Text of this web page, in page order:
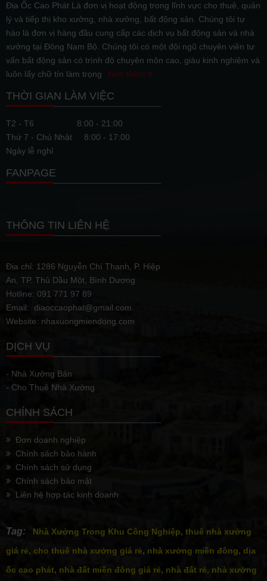
Địa Ốc Cao Phát Là đơn vị hoạt động trong lĩnh vực cho thuê, quản
lý và tiếp thị kho xưởng, nhà xưởng, bất động sản. Chúng tôi tự
hào là đơn vị hàng đầu cung cấp các dịch vụ bất động sản và nhà
xưởng tại Đông Nam Bộ. Chúng tôi có một đội ngũ chuyên viên tư
vấn bất động sản có trình độ chuyên môn cao, giàu kinh nghiệm và
luôn lấy chữ tín làm trọng Xem thêm
THỜI GIAN LÀM VIỆC
T2 - T6
8:00 - 21:00
Thứ 7 - Chủ Nhật
8:00 - 17:00
Ngày lễ nghỉ
FANPAGE
THÔNG TIN LIÊN HỆ
Địa chỉ: 1286 Nguyễn Chí Thanh, P. Hiệp
An, TP. Thủ Dầu Một, Bình Dương
Hotline: 091 771 97 89
Email: diaoccaophat@gmail.com
Website: nhaxuongmiendong.com
DỊCH VỤ
- Nhà Xưởng Bán
- Cho Thuê Nhà Xưởng
CHÍNH SÁCH
Đơn doanh nghiệp
Chính sách bảo hành
Chính sách sử dụng
Chính sách bảo mật
Liên hệ hợp tác kinh doanh
Tag:
Nhà Xưởng Trong Khu Công Nghiệp, thuê nhà xưởng
giá rẻ, cho thuê nhà xưởng giá rẻ, nhà xưởng miền đông, dịa
ốc cao phát, nhà đất miền đông giá rẻ, nhà đất rẻ, nhà xưởng